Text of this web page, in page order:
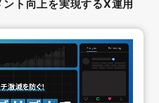
ト向上を実現するX運用